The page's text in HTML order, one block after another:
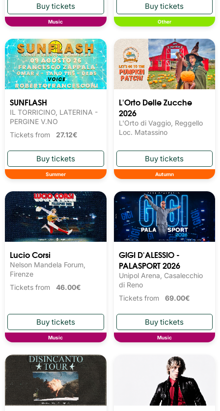
Music Other
SUNFLASH
IL TORRICINO, LATERINA -
PERGINE V.NO
Tickets from 27.12€
Summer
L'Orto Delle Zucche
2026
L'Orto di Vaggio, Reggello
Loc. Matassino
Autumn
Lucio Corsi
Nelson Mandela Forum,
Firenze
Tickets from 46.00€
Music
GIGI D'ALESSIO -
PALASPORT 2026
Unipol Arena, Casalecchio
di Reno
Tickets from 69.00€
Music